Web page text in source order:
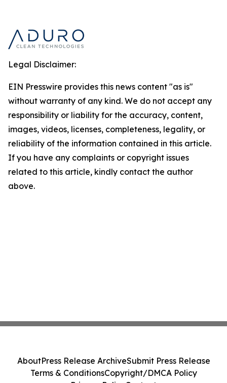
Legal Disclaimer:
EIN Presswire provides this news content "as is"
without warranty of any kind. We do not accept any
responsibility or liability for the accuracy, content,
images, videos, licenses, completeness, legality, or
reliability of the information contained in this article.
If you have any complaints or copyright issues
related to this article, kindly contact the author
above.
AboutPress Release ArchiveSubmit Press Release
Terms & ConditionsCopyright/DMCA Policy